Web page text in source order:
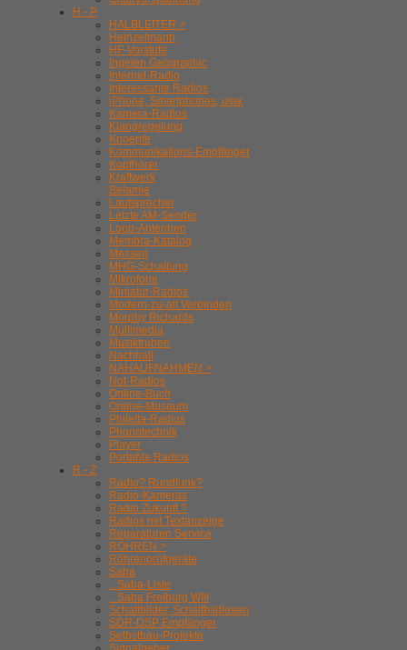
H - P
HALBLEITER >
Heinzelmann
HF-Vorstufe
Ingelen Geographic
Internet-Radio
Interessante Radios
iPhone, Smartphones, usw.
Kamera-Radios
Klangregelung
Knoepfe
Kommunikations-Empfänger
Kopfhörer
Kraftwerk
Belamie
Lautsprecher
Letzte AM-Sender
Loop-Antennen
Membra-Katalog
Messen
MHG-Schaltung
Mikrofone
Miniatur-Radios
Modern-zu-alt Verbinden
Morphy Richards
Multimedia
Musiktruhen
Nachhall
NAHAUFNAHMEN >
Not-Radios
Online-Buch
Online-Museum
Philetta-Radios
Phonotechnik
Player
Portable Radios
R - Z
Radio? Rundfunk?
Radio-Kameras
Radio Zukunft ?
Radios mit Textanzeige
Reparaturen Service
RÖHREN >
Röhrenprüfgeräte
Saba
.. Saba-Liste
.. Saba Freiburg WIII
Schaltbilder, Schaltbildlesen
SDR-DSP Empfänger
Selbstbau-Projekte